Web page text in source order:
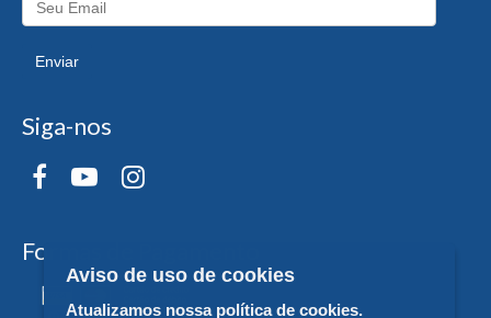
Enviar
Siga-nos
Formas de Pagamento
Aviso de uso de cookies
Atualizamos nossa política de cookies.